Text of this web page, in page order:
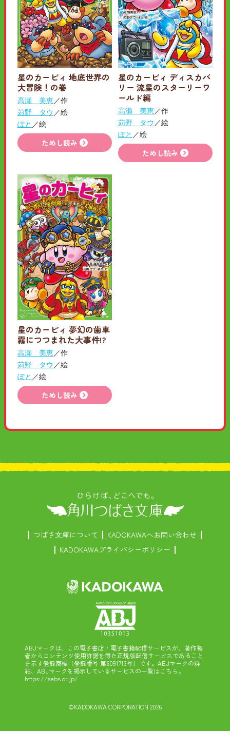
星のカービィ 地底世界の
大冒険！の巻
高瀬 美恵／作
苅野 タウ ／絵
ぽと ／絵
ためし読み
星のカービィ ディスカバ
リー 流星のスターリーワ
ールド編
高瀬 美恵／作
苅野 タウ ／絵
ぽと ／絵
ためし読み
星のカービィ 夢幻の歯車
霧につつまれた大事件!?
高瀬 美恵／作
苅野 タウ ／絵
ぽと ／絵
ためし読み
つばさ文庫について
KADOKAWAへお問い合わせ
KADOKAWAプライバシーポリシー
ABJマークは、この電子書店・電子書籍配信サービスが、著作権
者からコンテンツ使用許諾を得た正規版配信サービスであること
を示す登録商標（登録番号 第6091713号）です。ABJマークの詳
細、ABJマークを掲示しているサービスの一覧はこちら。
https://aebs.or.jp/
©KADOKAWA CORPORATION 2026